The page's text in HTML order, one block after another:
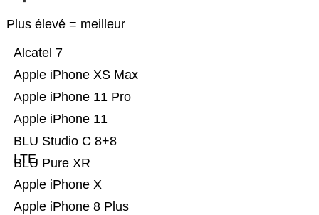
Plus élevé = meilleur
Apple iPhone 8 Plus
Apple iPhone X
BLU Pure XR
BLU Studio C 8+8
LTE
Apple iPhone 11
Apple iPhone 11 Pro
Apple iPhone XS Max
Alcatel 7